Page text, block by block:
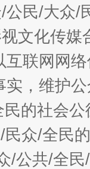
公民/大众/
文化传
联网网
实，维护
的社会公
民众/全民
/公共/全